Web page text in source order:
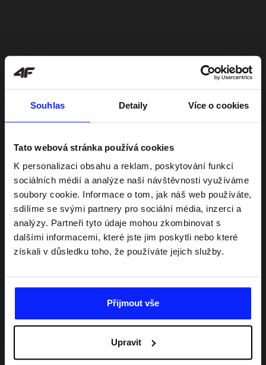
Souhlas Detaily Více o cookies
Tato webová stránka používá cookies
K personalizaci obsahu a reklam, poskytování funkcí
sociálních médií a analýze naší návštěvnosti využíváme
soubory cookie. Informace o tom, jak náš web používáte,
sdílíme se svými partnery pro sociální média, inzerci a
analýzy. Partneři tyto údaje mohou zkombinovat s
dalšími informacemi, které jste jim poskytli nebo které
získali v důsledku toho, že používáte jejich služby.
Přijmout vše
Upravit